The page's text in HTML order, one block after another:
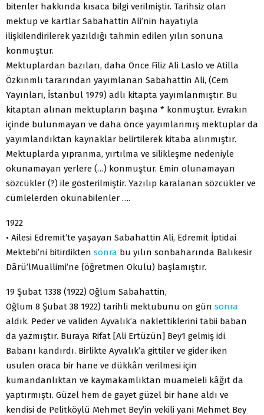
bitenler hakkında kısaca bilgi verilmiştir. Tarihsiz olan
mektup ve kartlar Sabahattin Ali’nin hayatıyla
ilişkilendirilerek yazıldığı tahmin edilen yılın sonuna
konmuştur.
Mektuplardan bazıları, daha Önce Filiz Ali Laslo ve Atilla
Özkınmlı tararından yayımlanan Sabahattin Ali, (Cem
Yayınları, İstanbul 1979) adlı kitapta yayımlanmıştır. Bu
kitaptan alınan mektupların başına * konmuştur. Evrakın
içinde bulunmayan ve daha önce yayımlanmış mektuplar da
yayımlandıktan kaynaklar belirtilerek kitaba alınmıştır.
Mektuplarda yıpranma, yırtılma ve silikleşme nedeniyle
okunamayan yerlere (…) konmuştur. Emin olunamayan
sözcükler (?) ile gösterilmiştir. Yazılıp karalanan sözcükler ve
cümlelerden okunabilenler ….
1922
• Ailesi Edremit’te yaşayan Sabahattin Ali, Edremit İptidai
Mektebi’ni bitirdikten sonra bu yılın sonbaharında Balıkesir
Dârü’lMuallimi’ne {öğretmen Okulu) başlamıştır.
19 Şubat 1338 (1922) Oğlum Sabahattin,
Oğlum 8 Şubat 38 1922) tarihli mektubunu on gün sonra
aldık. Peder ve validen Ayvalık’a naklettiklerini tabii baban
da yazmıştır. Buraya Rifat [Ali Ertüzün] Bey1 gelmiş idi.
Babanı kandırdı. Birlikte Ayvalık’a gittiler ve gider iken
usulen oraca bir hane ve dükkân verilmesi için
kumandanlıktan ve kaymakamlıktan muameleli kâğıt da
yaptırmıştı. Güzel hem de gayet güzel bir hane aldı ve
kendisi de Pelitköylü Mehmet Bey’in vekili yani Mehmet Bey